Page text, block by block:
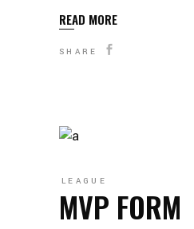
READ MORE
SHARE
LEAGUE
MVP FORM